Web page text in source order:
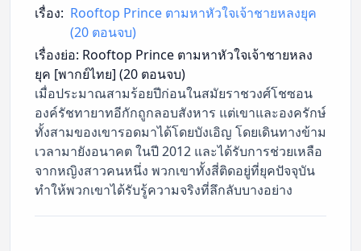
เรื่อง: Rooftop Prince ตามหาหัวใจเจ้าชายหลงยุค
(20 ตอนจบ)
เรื่องย่อ: Rooftop Prince ตามหาหัวใจเจ้าชายหลง
ยุค [พากย์ไทย] (20 ตอนจบ)
เมื่อประมาณสามร้อยปีก่อนในสมัยราชวงศ์โชซอน
องค์รัชทายาทอีกักถูกลอบสังหาร แต่เขาและองครักษ์
ทั้งสามของเขารอดมาได้โดยบังเอิญ โดยเดินทางข้าม
เวลามายังอนาคต ในปี 2012 และได้รับการช่วยเหลือ
จากหญิงสาวคนหนึ่ง พวกเขาทั้งสี่ติดอยู่ที่ยุคปัจจุบัน
ทำให้พวกเขาได้รับรู้ความจริงที่ลึกลับบางอย่าง